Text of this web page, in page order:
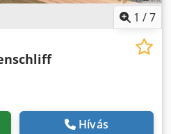
1 /7
Hívás